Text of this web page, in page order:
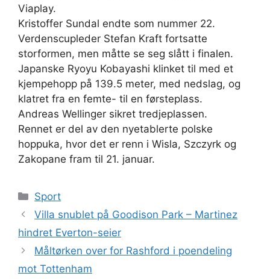
Viaplay.
Kristoffer Sundal endte som nummer 22.
Verdenscupleder Stefan Kraft fortsatte
storformen, men måtte se seg slått i finalen.
Japanske Ryoyu Kobayashi klinket til med et
kjempehopp på 139.5 meter, med nedslag, og
klatret fra en femte- til en førsteplass.
Andreas Wellinger sikret tredjeplassen.
Rennet er del av den nyetablerte polske
hoppuka, hvor det er renn i Wisla, Szczyrk og
Zakopane fram til 21. januar.
Kategorier
Sport
Villa snublet på Goodison Park – Martinez
hindret Everton-seier
Måltørken over for Rashford i poendeling
mot Tottenham